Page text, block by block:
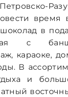
в
с
караоке,
В
и